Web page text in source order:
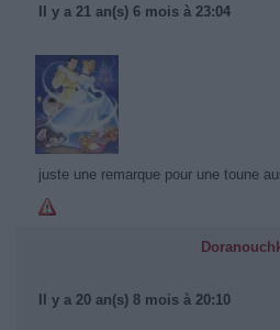
Il y a 21 an(s) 6 mois à 23:04
juste une remarque pour une toune
Il y a 20 an(s) 8 mois à 20:10